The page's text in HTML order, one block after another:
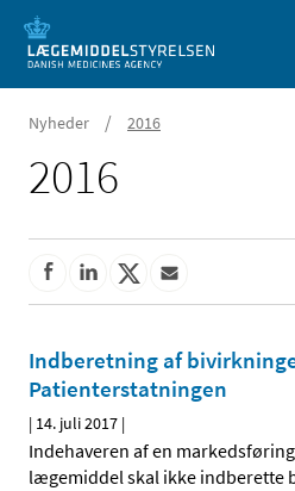
Nyheder / 2016
2016
Indberetning af
Patienterstatningen
| 14. juli 2017 |
Indehaveren af en
lægemiddel skal ikke indberette